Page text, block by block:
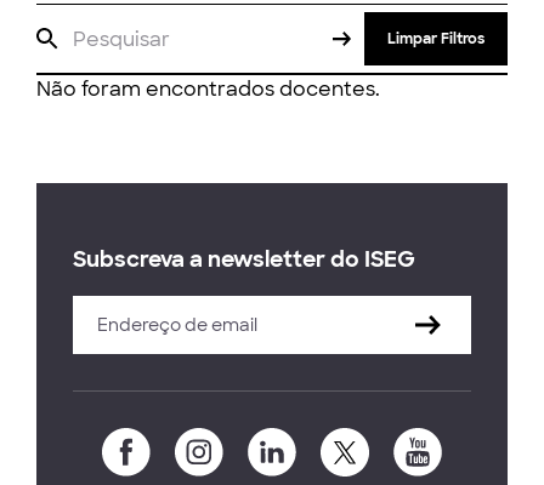
Limpar Filtros
Não foram encontrados docentes.
Subscreva a newsletter do ISEG